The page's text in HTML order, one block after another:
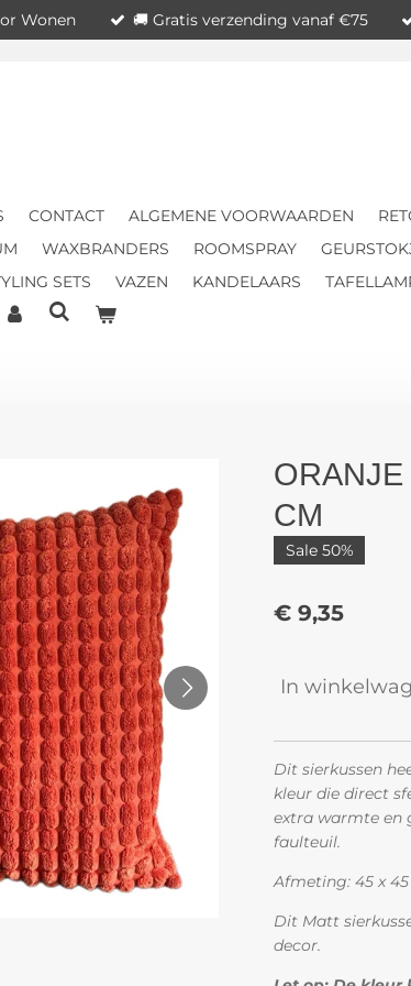
Wonen 🚚 Gratis verzending vanaf €75
CONTACT ALGEMENE VOORWAARDEN
WAXBRANDERS ROOMSPRAY
SETS
VAZEN KANDELAARS
CM
Sale 50%
€ 9,35
In
Dit sierkussen
kleur die direct
extra warmte en
faulteuil.
Afmeting: 45 x
Dit Matt
decor.